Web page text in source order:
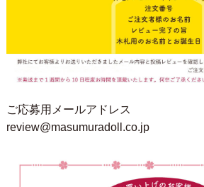
ご応募用メールアドレス
review@masumuradoll.co.jp